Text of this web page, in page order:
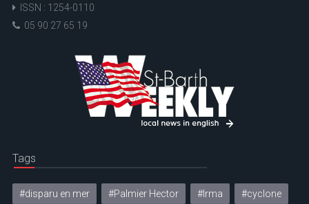
ISSN : 1254-0110
05 90 27 65 19
Tags
#disparu en mer #Palmier Hector #Irma #cyclone